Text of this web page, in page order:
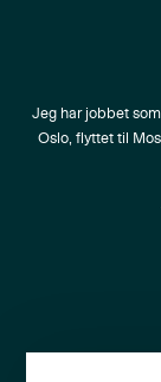
Jeg har jobbet
Oslo, flyttet til